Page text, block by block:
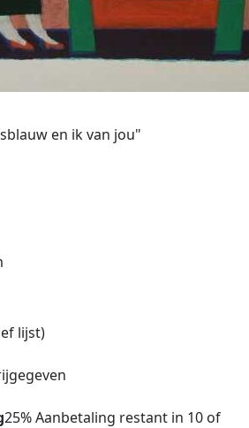
en ik van jou"
lijst)
25% Aanbetaling restant in 10 of